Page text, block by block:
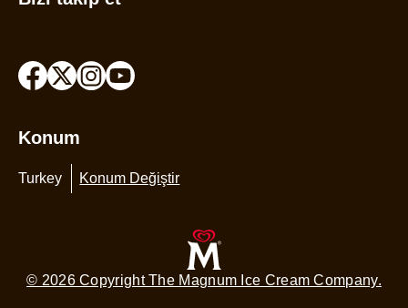
Konum
Turkey Konum Değiştir
© 2026 Copyright The Magnum Ice Cream Company.